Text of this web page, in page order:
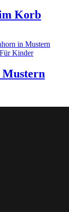
Korb
Für Kinder